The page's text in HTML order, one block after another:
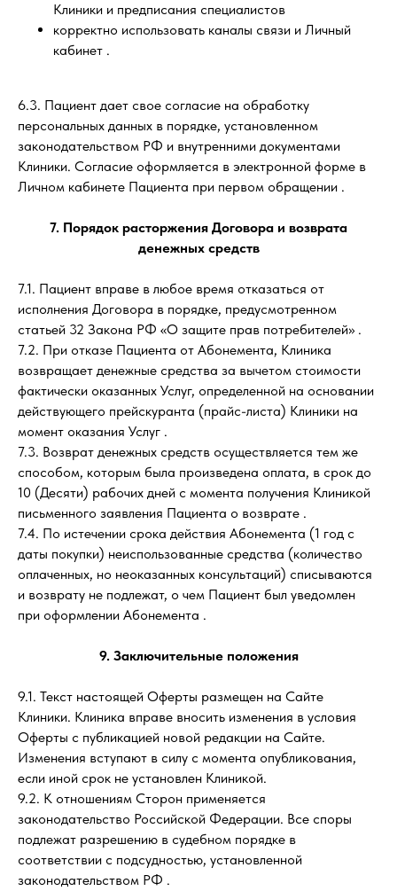
Клиники и предписания специалистов
корректно использовать каналы связи и Личный
кабинет .
6.3. Пациент дает свое согласие на обработку
персональных данных в порядке, установленном
законодательством РФ и внутренними документами
Клиники. Согласие оформляется в электронной форме в
Личном кабинете Пациента при первом обращении .
7. Порядок расторжения Договора и возврата
денежных средств
7.1. Пациент вправе в любое время отказаться от
исполнения Договора в порядке, предусмотренном
статьей 32 Закона РФ «О защите прав потребителей» .
7.2. При отказе Пациента от Абонемента, Клиника
возвращает денежные средства за вычетом стоимости
фактически оказанных Услуг, определенной на основании
действующего прейскуранта (прайс-листа) Клиники на
момент оказания Услуг .
7.3. Возврат денежных средств осуществляется тем же
способом, которым была произведена оплата, в срок до
10 (Десяти) рабочих дней с момента получения Клиникой
письменного заявления Пациента о возврате .
7.4. По истечении срока действия Абонемента (1 год с
даты покупки) неиспользованные средства (количество
оплаченных, но неоказанных консультаций) списываются
и возврату не подлежат, о чем Пациент был уведомлен
при оформлении Абонемента .
9. Заключительные положения
9.1. Текст настоящей Оферты размещен на Сайте
Клиники. Клиника вправе вносить изменения в условия
Оферты с публикацией новой редакции на Сайте.
Изменения вступают в силу с момента опубликования,
если иной срок не установлен Клиникой.
9.2. К отношениям Сторон применяется
законодательство Российской Федерации. Все споры
подлежат разрешению в судебном порядке в
соответствии с подсудностью, установленной
законодательством РФ .